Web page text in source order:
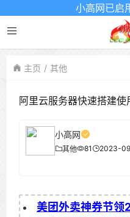
小高网已启用
主页 其他
阿里云服务器快速搭建使
小高网
其他 81 2023-
美团外卖神券节